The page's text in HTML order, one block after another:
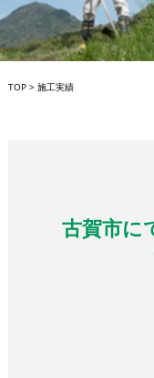
TOP> 施工実績
古賀市に